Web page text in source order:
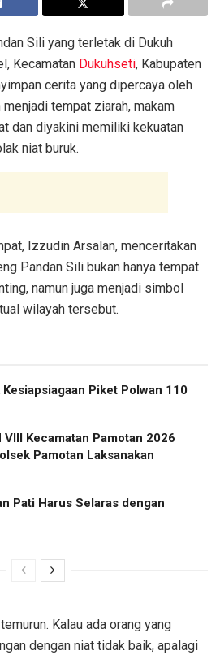
Sili yang terletak di Dukuh
Kecamatan Dukuhseti, Kabupaten
cerita yang dipercaya oleh
tempat ziarah, makam
dan diyakini memiliki kekuatan
niat buruk.
Izzudin Arsalan, menceritakan
Pandan Sili bukan hanya tempat
namun juga menjadi simbol
wilayah tersebut.
Piket Polwan 110
VIII Kecamatan Pamotan 2026
Pamotan Laksanakan
Pati Harus Selaras dengan
Kalau ada orang yang
dengan niat tidak baik, apalagi